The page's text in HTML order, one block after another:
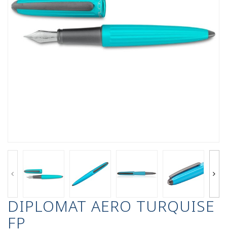
DIPLOMAT AERO TURQUISE
FP